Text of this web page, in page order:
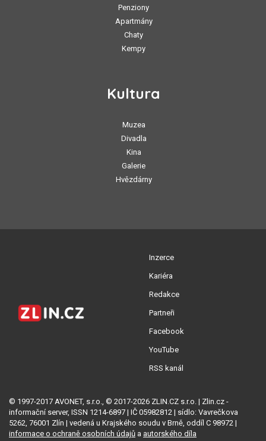
Penziony
Apartmány
Chaty
Kempy
Kultura
Muzea
Divadla
Kina
Galerie
Hvězdárny
Inzerce
Kariéra
Redakce
Partneři
Facebook
YouTube
RSS kanál
© 1997-2017 AVONET, s.r.o., © 2017-2026 ZLIN.CZ s.r.o. | Zlin.cz -
informační server, ISSN 1214-6897 | IČ 05982812 | sídlo: Vavrečkova
5262, 76001 Zlín | vedená u Krajského soudu v Brně, oddíl C 98972 |
informace o ochraně osobních údajů a autorského díla